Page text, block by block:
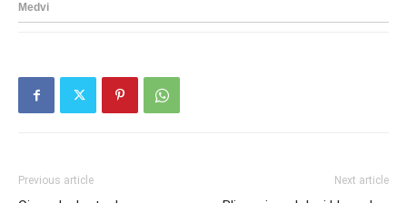
Previous article Next article